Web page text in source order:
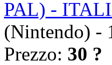
PAL) -
(Nintendo) -
Prezzo: 30 ?